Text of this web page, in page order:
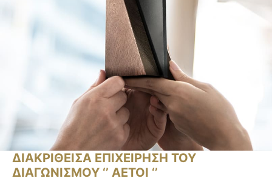
ΔΙΑΚΡΙΘΕΙΣΑ ΕΠΙΧΕΙΡΗΣΗ ΤΟΥ
ΔΙΑΓΩΝΙΣΜΟΥ ‘’ ΑΕΤΟΙ ‘’